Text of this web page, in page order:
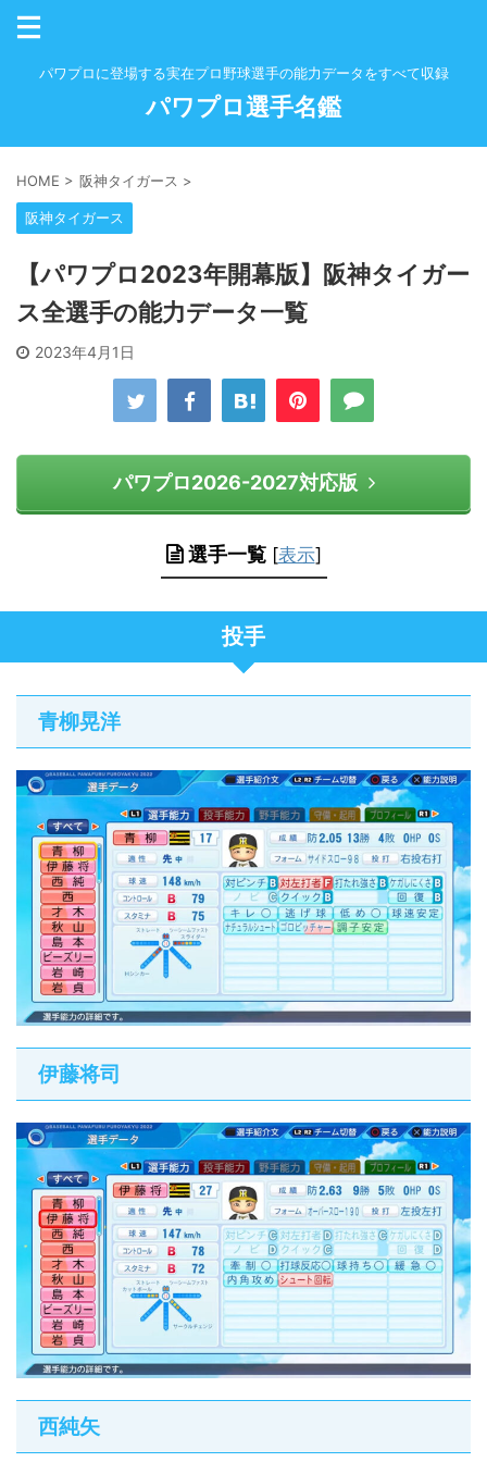
パワプロに登場する実在プロ野球選手の能力データをすべて収録
パワプロ選手名鑑
HOME > 阪神タイガース >
阪神タイガース
【パワプロ2023年開幕版】阪神タイガー
ス全選手の能力データ一覧
2023年4月1日
パワプロ2026-2027対応版
選手一覧 [表示]
投手
青柳晃洋
伊藤将司
西純矢